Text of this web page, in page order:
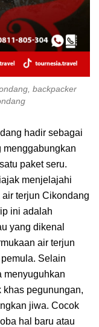
backpacker
hadir sebagai
menggabungkan
paket seru.
menjelajahi
terjun Cikondang
ini adalah
yang dikenal
air terjun
Selain
menyuguhkan
khas pegunungan,
jiwa. Cocok
hal baru atau